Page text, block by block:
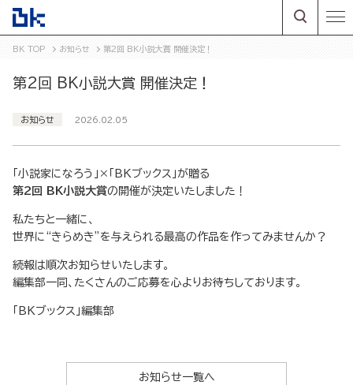
BK TOP お知らせ 第2回 BK小説大賞 開催決定！
第2回 BK小説大賞 開催決定！
お知らせ 2026.02.05
「小説家になろう」×「BKブックス」が贈る
第2回 BK小説大賞の開催が決定いたしました！
私たちと一緒に、
世界に“きらめき”を与えられる最高の作品を作ってみませんか？
続報は順次お知らせいたします。
編集部一同、たくさんのご応募を心よりお待ちしております。
「BKブックス」編集部
お知らせ一覧へ